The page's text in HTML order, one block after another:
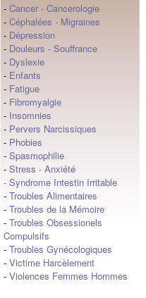
- Cancer - Cancerologie
- Céphalées - Migraines
- Dépression
- Douleurs - Souffrance
- Dyslexie
- Enfants
- Fatigue
- Fibromyalgie
- Insomnies
- Pervers Narcissiques
- Phobies
- Spasmophilie
- Stress - Anxiété
- Syndrome Intestin Irritable
- Troubles Alimentaires
- Troubles de la Mémoire
- Troubles Obsessionels
Compulsifs
- Troubles Gynécologiques
- Victime Harcèlement
- Violences Femmes Hommes